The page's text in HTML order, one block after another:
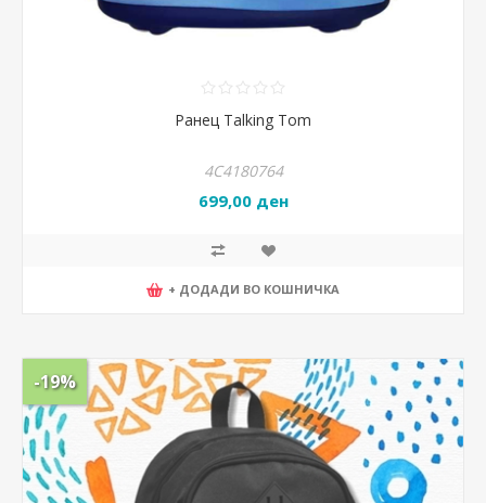
Ранец Talking Tom
4С4180764
699,00 ден
+ ДОДАДИ ВО КОШНИЧКА
-19%